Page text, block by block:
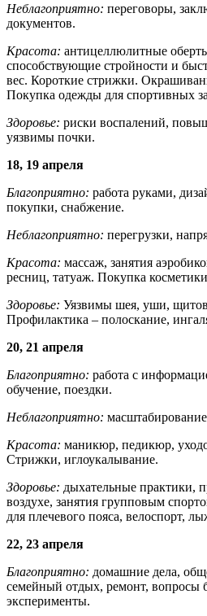
Неблагоприятно: переговоры,
документов.
Красота: антицеллюлитные
способствующие стройности и
вес. Короткие стрижки.
Покупка одежды для спортивных
Здоровье: риски воспалений,
уязвимы почки.
18, 19 апреля
Благоприятно: работа руками,
покупки, снабжение.
Неблагоприятно: перегрузки,
Красота: массаж, занятия
ресниц, татуаж. Покупка
Здоровье: Уязвимы шея, уши,
Профилактика – полоскание,
20, 21 апреля
Благоприятно: работа с
обучение, поездки.
Неблагоприятно:
Красота: маникюр, педикюр,
Стрижки, иглоукалывание.
Здоровье: дыхательные практики,
воздухе, занятия групповым
для плечевого пояса, велоспорт,
22, 23 апреля
Благоприятно: домашние дела,
семейный отдых, ремонт, вопросы
эксперименты.